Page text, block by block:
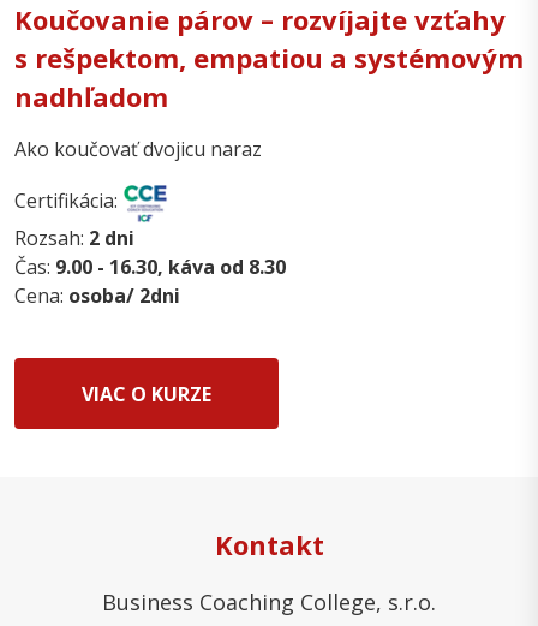
Koučovanie párov – rozvíjajte vzťahy
s rešpektom, empatiou a systémovým
nadhľadom
Ako koučovať dvojicu naraz
Certifikácia:
Rozsah: 2 dni
Čas: 9.00 - 16.30, káva od 8.30
Cena: osoba/ 2dni
VIAC O KURZE
Kontakt
Business Coaching College, s.r.o.